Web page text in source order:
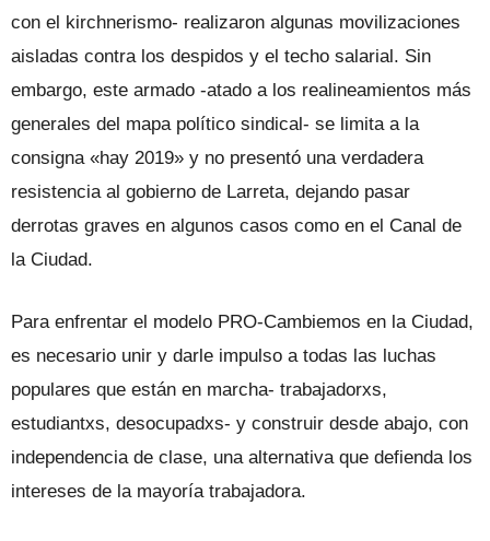
con el kirchnerismo- realizaron algunas movilizaciones
aisladas contra los despidos y el techo salarial. Sin
embargo, este armado -atado a los realineamientos más
generales del mapa político sindical- se limita a la
consigna «hay 2019» y no presentó una verdadera
resistencia al gobierno de Larreta, dejando pasar
derrotas graves en algunos casos como en el Canal de
la Ciudad.
Para enfrentar el modelo PRO-Cambiemos en la Ciudad,
es necesario unir y darle impulso a todas las luchas
populares que están en marcha- trabajadorxs,
estudiantxs, desocupadxs- y construir desde abajo, con
independencia de clase, una alternativa que defienda los
intereses de la mayoría trabajadora.